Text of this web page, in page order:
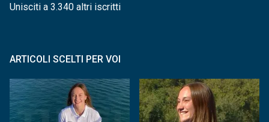
Unisciti a 3.340 altri iscritti
ARTICOLI SCELTI PER VOI